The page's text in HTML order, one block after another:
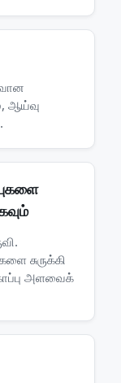
ஆய்வு
சுருக்கி
அளவைக்